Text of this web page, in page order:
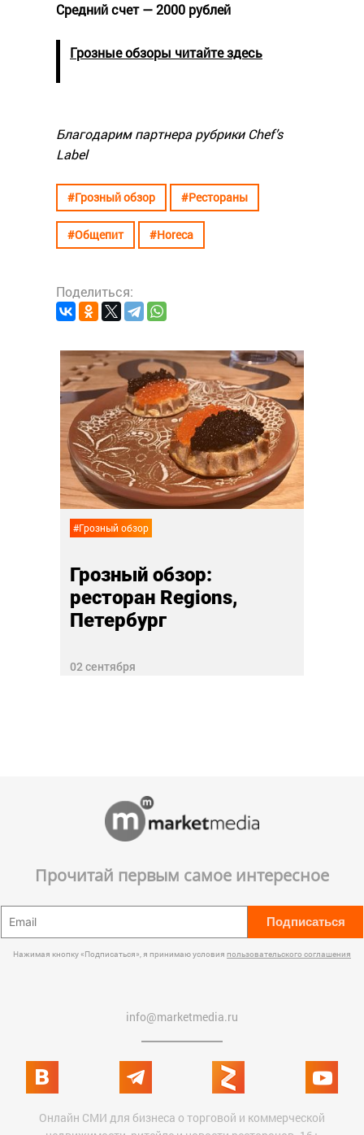
Средний счет — 2000 рублей
Грозные обзоры читайте здесь
Благодарим партнера рубрики Chef’s
Label
#Грозный обзор #Рестораны
#Общепит #Horeca
Поделиться:
#Грозный обзор
Грозный обзор:
ресторан Regions,
Петербург
02 сентября
Прочитай первым самое интересное
Подписаться
Нажимая кнопку «Подписаться», я принимаю условия пользовательского соглашения
info@marketmedia.ru
Онлайн СМИ для бизнеса о торговой и коммерческой